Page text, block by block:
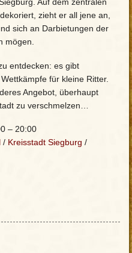
zieht er all jene an,
sich an Darbietungen der
mögen.
entdecken: es gibt
für kleine Ritter.
Angebot, überhaupt
zu verschmelzen…
– 20:00
/ Kreisstadt Siegburg /